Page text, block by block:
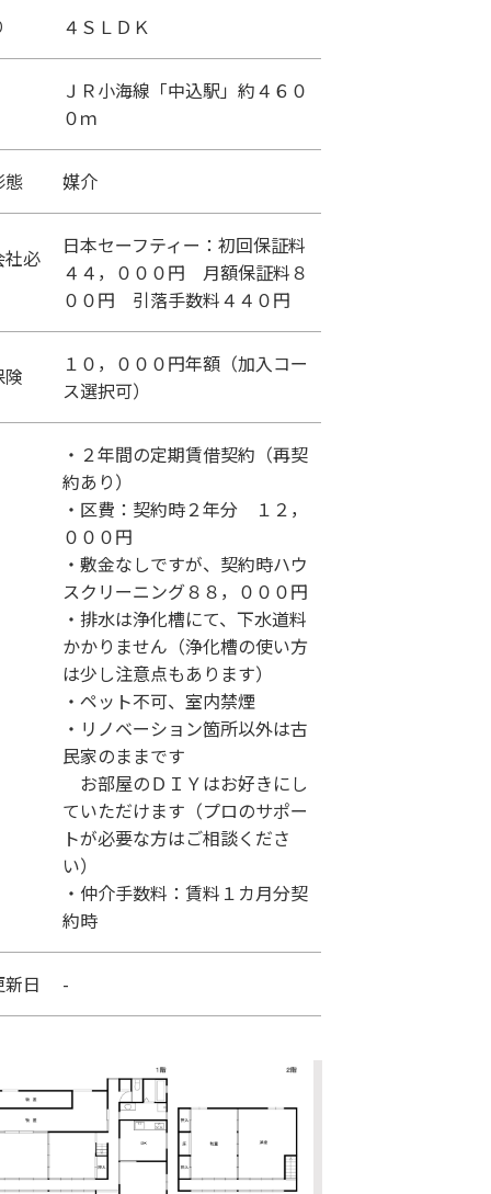
４ＳＬＤＫ
ＪＲ小海線「中込駅」約４６０
０ｍ
態 媒介
社必
日本セーフティー：初回保証料
４４，０００円 月額保証料８
００円 引落手数料４４０円
険
１０，０００円年額（加入コー
ス選択可）
・２年間の定期賃借契約（再契
約あり）
・区費：契約時２年分 １２，
０００円
・敷金なしですが、契約時ハウ
スクリーニング８８，０００円
・排水は浄化槽にて、下水道料
かかりません（浄化槽の使い方
は少し注意点もあります）
・ペット不可、室内禁煙
・リノベーション箇所以外は古
民家のままです
お部屋のＤＩＹはお好きにし
ていただけます（プロのサポー
トが必要な方はご相談くださ
い）
・仲介手数料：賃料１カ月分契
約時
日 -